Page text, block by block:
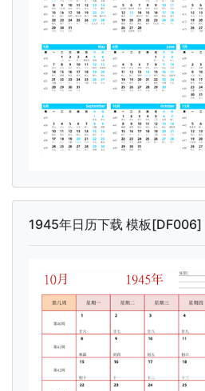
1945年日历下载 模板[DF006]